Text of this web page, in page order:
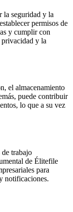
la seguridad y la
permisos de
y cumplir con
privacidad y la
el almacenamiento
puede contribuir
lo que a su vez
trabajo
de Élitefile
para
notificaciones.